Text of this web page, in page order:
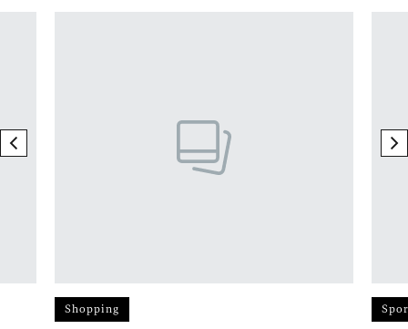
previous element
Shopping